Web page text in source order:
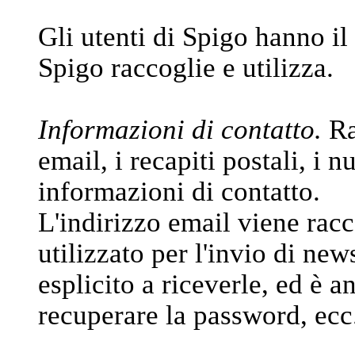
Gli utenti di Spigo hanno il
Spigo raccoglie e utilizza.
Informazioni di contatto.
email, i recapiti postali, i
informazioni di contatto.
L'indirizzo email viene
utilizzato per l'invio di
esplicito a riceverle, ed è
recuperare la password,